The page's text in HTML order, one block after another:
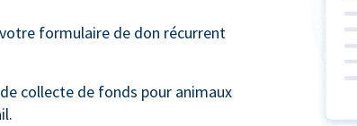
formulaire de don récurrent
collecte de fonds pour animaux